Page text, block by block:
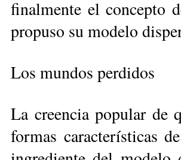
finalmente el concepto
propuso su modelo
Los mundos perdidos
La creencia popular de
formas características